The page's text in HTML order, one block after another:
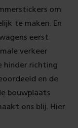
om
te maken. En
eerst
verkeer
hinder richting
en de
bouwplaats
ons blij. Hier